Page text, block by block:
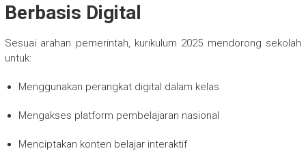
Berbasis Digital
Sesuai arahan pemerintah, kurikulum 2025 mendorong sekolah
untuk:
Menggunakan perangkat digital dalam kelas
Mengakses platform pembelajaran nasional
Menciptakan konten belajar interaktif